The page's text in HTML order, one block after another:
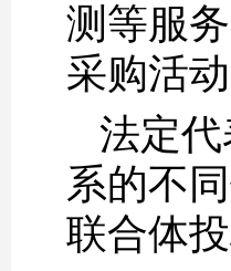
测等服
采购活
法定
系的不
联合体